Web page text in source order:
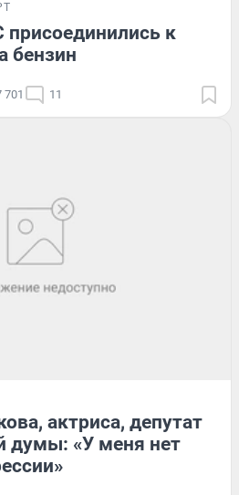
к
бензин
701 11
актриса, депутат
думы: «У меня нет